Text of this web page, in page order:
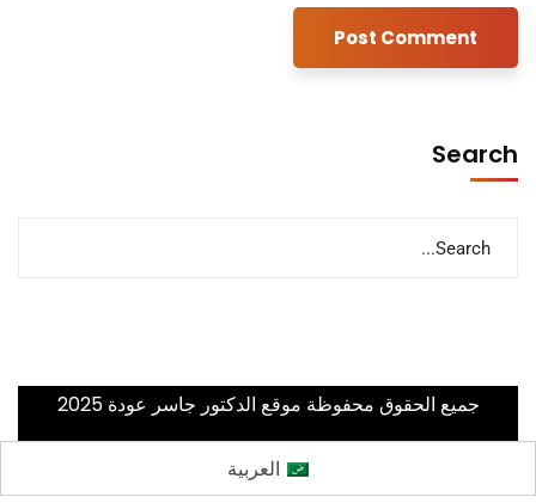
Search
جميع الحقوق محفوظة موقع الدكتور جاسر عودة 2025
العربية